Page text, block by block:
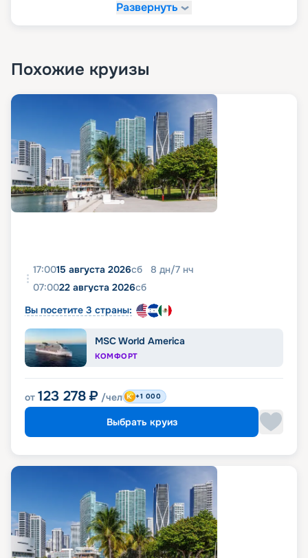
Развернуть
Похожие круизы
17:0015 августа 2026сб 8 дн/7 нч
07:0022 августа 2026сб
Вы посетите 3 страны:
MSC World America
КОМФОРТ
от 123 278 ₽ /чел +1 000
Выбрать круиз